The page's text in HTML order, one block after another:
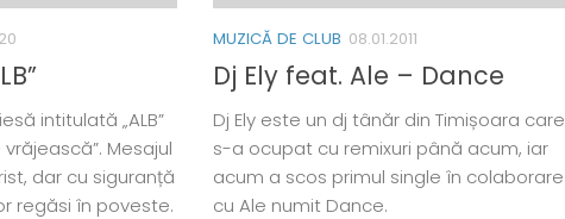
intitulată „ALB”
Mesajul
dar cu siguranță
regăsi în poveste.
MUZICĂ DE CLUB 08.01.2011
Dj Ely feat. Ale – Dance
Dj Ely este un dj tânăr din Timișoara care
s-a ocupat cu remixuri până acum, iar
acum a scos primul single în colaborare
cu Ale numit Dance.